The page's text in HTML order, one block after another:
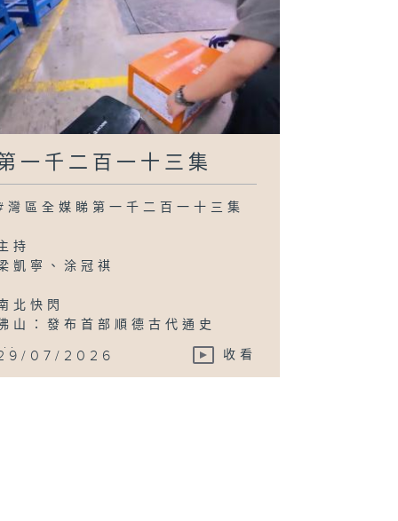
一千二百一十三集
灣區全媒睇第一千二百一十三集
持
凱寧、涂冠祺
北快閃
山：發布首部順德古代通史
07/2026 收看